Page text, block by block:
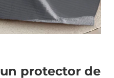
protector de